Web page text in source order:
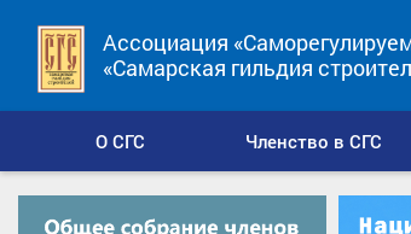
Ассоциация
«Самарская гильдия
О СГС Членство в СГС